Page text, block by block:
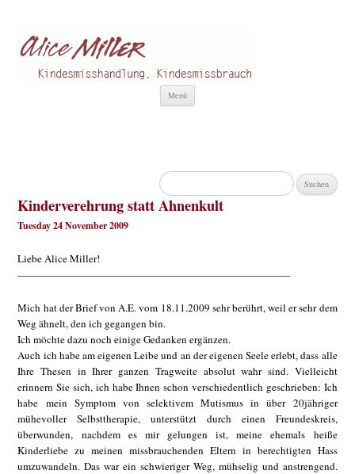
Menü
Suchen
nach:
Kinderverehrung statt Ahnenkult
Tuesday 24 November 2009
Liebe Alice Miller!
——————————————————————————–
Mich hat der Brief von A.E. vom 18.11.2009 sehr berührt, weil er sehr dem
Weg ähnelt, den ich gegangen bin.
Ich möchte dazu noch einige Gedanken ergänzen.
Auch ich habe am eigenen Leibe und an der eigenen Seele erlebt, dass alle
Ihre Thesen in Ihrer ganzen Tragweite absolut wahr sind. Vielleicht
erinnern Sie sich, ich habe Ihnen schon verschiedentlich geschrieben: Ich
habe mein Symptom von selektivem Mutismus in über 20jähriger
mühevoller Selbsttherapie, unterstützt durch einen Freundeskreis,
überwunden, nachdem es mir gelungen ist, meine ehemals heiße
Kinderliebe zu meinen missbrauchenden Eltern in berechtigten Hass
umzuwandeln. Das war ein schwieriger Weg, mühselig und anstrengend.